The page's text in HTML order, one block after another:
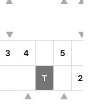
3 4 5
T 2